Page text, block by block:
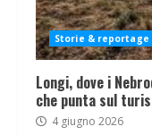
Storie & reportage
Longi, dove i
che punta sul
4 giugno 2026